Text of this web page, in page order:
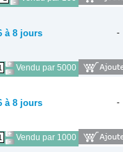
à 8 jours -
Vendu par 5000
à 8 jours -
Vendu par 1000